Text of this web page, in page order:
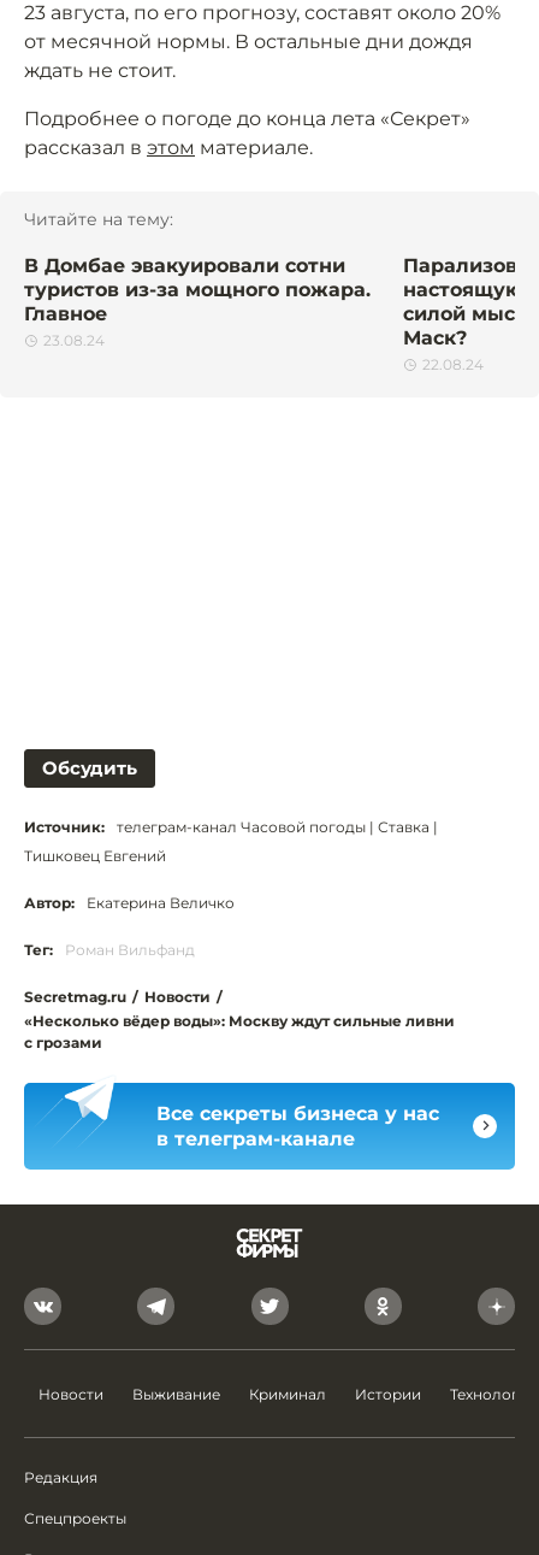
23 августа, по его прогнозу, составят около 20%
от месячной нормы. В остальные дни дождя
ждать не стоит.
Подробнее о погоде до конца лета «Секрет»
рассказал в этом материале.
Читайте на тему:
В Домбае эвакуировали сотни
туристов из-за мощного пожара.
Главное
23.08.24
настоящую
силой
Маск?
22.08.24
Обсудить
Источник:
телеграм-канал Часовой погоды | Ставка |
Тишковец Евгений
Автор: Екатерина Величко
Тег: Роман Вильфанд
Secretmag.ru / Новости /
«Несколько вёдер воды»: Москву ждут сильные ливни
с грозами
Все секреты бизнеса у нас
в телеграм-канале
Новости Выживание Криминал Истории Технологии
Редакция
Спецпроекты